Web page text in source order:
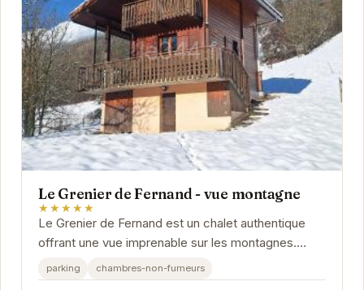
Le Grenier de Fernand - vue montagne
★★★★★
Le Grenier de Fernand est un chalet authentique
offrant une vue imprenable sur les montagnes.
Avec son ambiance chaleureuse et son
emplacement...
parking chambres-non-fumeurs